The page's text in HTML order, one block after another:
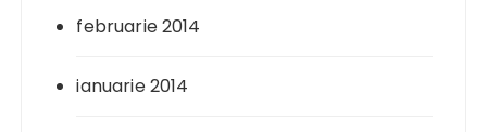
februarie 2014
ianuarie 2014